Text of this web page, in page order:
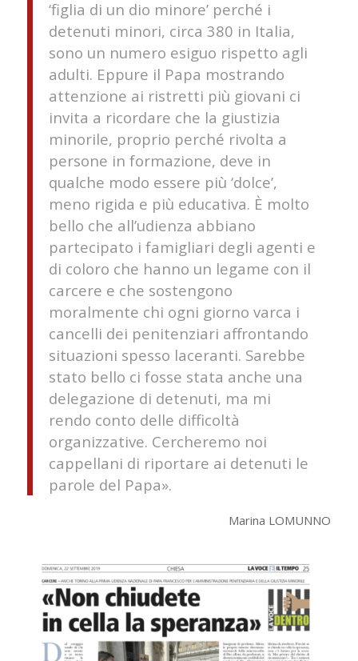
‘figlia di un dio minore’ perché i
detenuti minori, circa 380 in Italia,
sono un numero esiguo rispetto agli
adulti. Eppure il Papa mostrando
attenzione ai ristretti più giovani ci
invita a ricordare che la giustizia
minorile, proprio perché rivolta a
persone in formazione, deve in
qualche modo essere più ‘dolce’,
meno rigida e più educativa. È molto
bello che all’udienza abbiano
partecipato i famigliari degli agenti e
di coloro che hanno un legame con il
carcere e che sostengono
moralmente chi ogni giorno varca i
cancelli dei penitenziari affrontando
situazioni spesso laceranti. Sarebbe
stato bello ci fosse stata anche una
delegazione di detenuti, ma mi
rendo conto delle difficoltà
organizzative. Cercheremo noi
cappellani di riportare ai detenuti le
parole del Papa».
Marina LOMUNNO